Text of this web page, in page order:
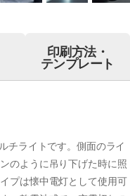
印刷方法・
テンプレート
チライトです。側面のライ
のように吊り下げた時に照
プは懐中電灯として使用可